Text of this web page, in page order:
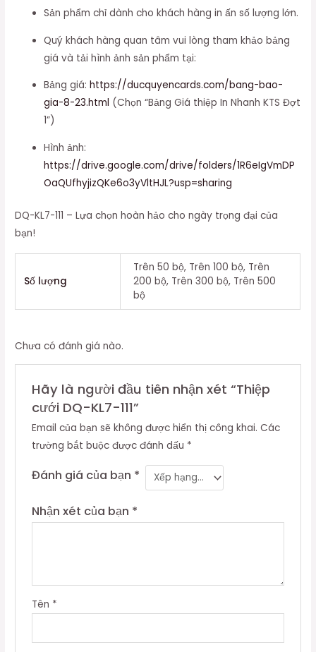
Sản phẩm chỉ dành cho khách hàng in ấn số lượng lớn.
Quý khách hàng quan tâm vui lòng tham khảo bảng
giá và tải hình ảnh sản phẩm tại:
Bảng giá:https://ducquyencards.com/bang-bao-
gia-8-23.html (Chọn “Bảng Giá thiệp In Nhanh KTS Đợt
1”)
Hình ảnh:
https://drive.google.com/drive/folders/1R6eIgVmDP
OaQUfhyjizQKe6o3yVltHJL?usp=sharing
DQ-KL7-111 – Lựa chọn hoàn hảo cho ngày trọng đại của
bạn!
Số lượng
Trên 50 bộ, Trên 100 bộ, Trên
200 bộ, Trên 300 bộ, Trên 500
bộ
Chưa có đánh giá nào.
Hãy là người đầu tiên nhận xét “Thiệp
cưới DQ-KL7-111”
Email của bạn sẽ không được hiển thị công khai. Các
trường bắt buộc được đánh dấu *
Đánh giá của bạn *
Nhận xét của bạn *
Tên *